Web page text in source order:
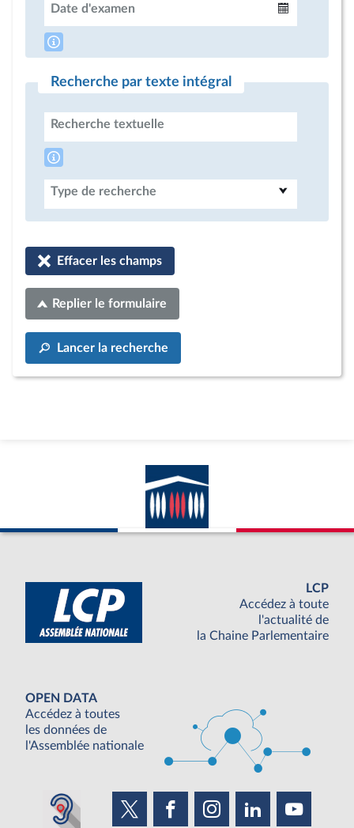
Date d'examen
Recherche par texte intégral
Recherche textuelle
Type de recherche
Effacer les champs
Replier le formulaire
Lancer la recherche
LCP
Accédez à toute
l'actualité de
la Chaine Parlementaire
OPEN DATA
Accédez à toutes
les données de
l'Assemblée nationale